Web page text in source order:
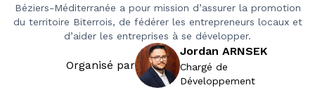
Béziers-Méditerranée a pour mission d’assurer la promotion
du territoire Biterrois, de fédérer les entrepreneurs locaux et
d’aider les entreprises à se développer.
Organisé par
Jordan ARNSEK
Chargé de
Développement